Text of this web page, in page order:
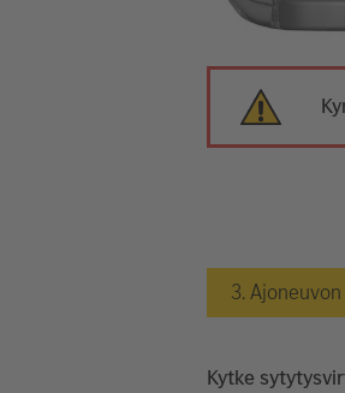
3.
Kytke